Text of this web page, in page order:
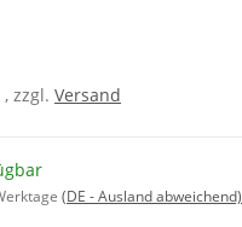
zzgl. Versand
(DE - Ausland abweichend)